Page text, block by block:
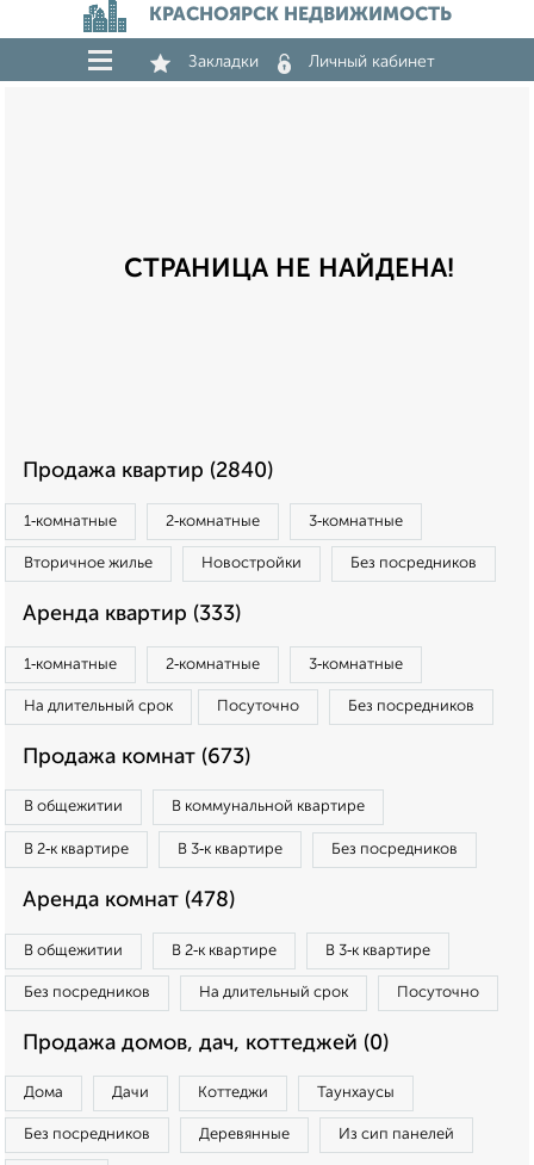
КРАСНОЯРСК НЕДВИЖИМОСТЬ
Закладки Личный кабинет
СТРАНИЦА НЕ НАЙДЕНА!
Продажа квартир (2840)
1‑комнатные 2‑комнатные 3‑комнатные
Вторичное жилье Новостройки Без посредников
Аренда квартир (333)
1‑комнатные 2‑комнатные 3‑комнатные
На длительный срок Посуточно Без посредников
Продажа комнат (673)
В общежитии В коммунальной квартире
В 2‑к квартире В 3‑к квартире Без посредников
Аренда комнат (478)
В общежитии В 2‑к квартире В 3‑к квартире
Без посредников На длительный срок Посуточно
Продажа домов, дач, коттеджей (0)
Дома Дачи Коттеджи Таунхаусы
Без посредников Деревянные Из сип панелей